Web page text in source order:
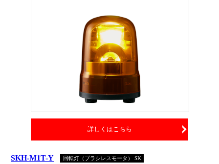
詳しくはこちら
SKH-M1T-Y 回転灯（ブラシレスモータ） SK